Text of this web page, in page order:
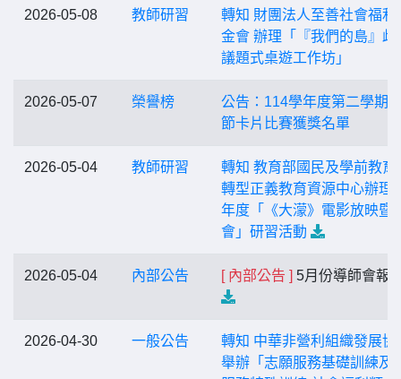
2026-05-08 教師研習
轉知 財團法人至善社會福利
金會 辦理「『我們的島』歧
議題式桌遊工作坊」
2026-05-07 榮譽榜
公告：114學年度第二學期
節卡片比賽獲獎名單
2026-05-04 教師研習
轉知 教育部國民及學前教育
轉型正義教育資源中心辦理
年度「《大濛》電影放映暨
會」研習活動
2026-05-04 內部公告 [ 內部公告 ] 5月份導師會報
2026-04-30 一般公告
轉知 中華非營利組織發展協
舉辦「志願服務基礎訓練及